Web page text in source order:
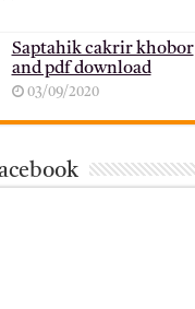
Saptahik cakrir khobor
and pdf download
03/09/2020